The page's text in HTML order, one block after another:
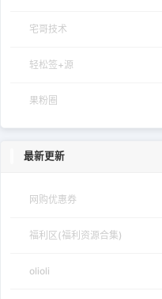
宅哥技术
轻松签+源
果粉圈
最新更新
网购优惠券
福利区(福利资源合集)
olioli